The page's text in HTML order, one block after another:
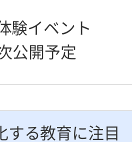
験イベント
公開予定
する教育に注目